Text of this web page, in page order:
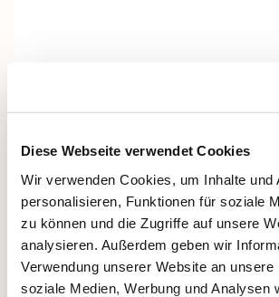
Diese Webseite verwendet Cookies
Wir verwenden Cookies, um Inhalte und
personalisieren, Funktionen für soziale
zu können und die Zugriffe auf unsere
analysieren. Außerdem geben wir
Verwendung unserer Website an unsere
soziale Medien, Werbung und Analysen